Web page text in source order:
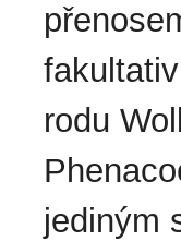
rodu
jediným